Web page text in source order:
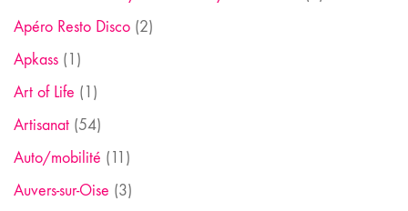
Apéro Resto Disco (2)
Apkass (1)
Art of Life (1)
Artisanat (54)
Auto/mobilité (11)
Auvers-sur-Oise (3)